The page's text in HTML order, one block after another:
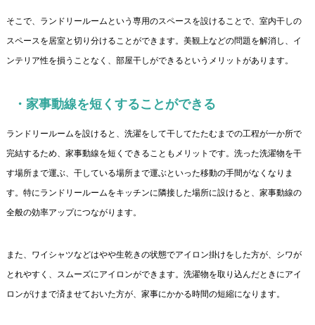
そこで、ランドリールームという専用のスペースを設けることで、室内干しの
スペースを居室と切り分けることができます。美観上などの問題を解消し、イ
ンテリア性を損うことなく、部屋干しができるというメリットがあります。
・家事動線を短くすることができる
ランドリールームを設けると、洗濯をして干してたたむまでの工程が一か所で
完結するため、家事動線を短くできることもメリットです。洗った洗濯物を干
す場所まで運ぶ、干している場所まで運ぶといった移動の手間がなくなりま
す。特にランドリールームをキッチンに隣接した場所に設けると、家事動線の
全般の効率アップにつながります。
また、ワイシャツなどはやや生乾きの状態でアイロン掛けをした方が、シワが
とれやすく、スムーズにアイロンができます。洗濯物を取り込んだときにアイ
ロンがけまで済ませておいた方が、家事にかかる時間の短縮になります。